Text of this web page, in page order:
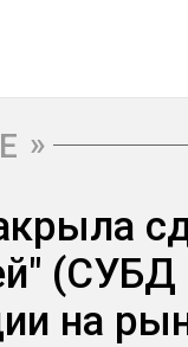
(СУБД
на